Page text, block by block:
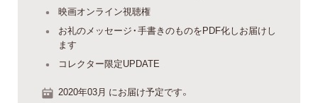
映画オンライン視聴権
お礼のメッセージ・手書きのものをPDF化しお届けし
ます
コレクター限定UPDATE
2020年03月 にお届け予定です。